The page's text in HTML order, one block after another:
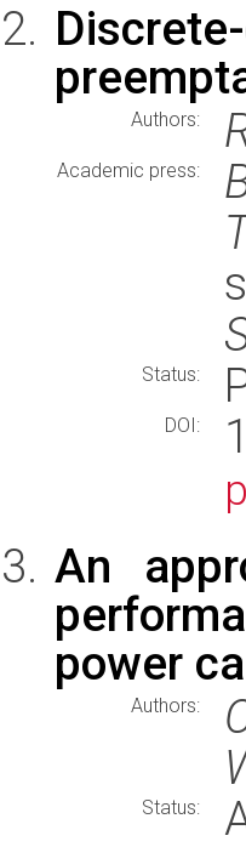
Authors:
Academic press:
Status:
DOI:
An
power
Authors:
Status: